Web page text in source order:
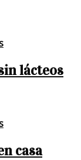
lácteos
casa